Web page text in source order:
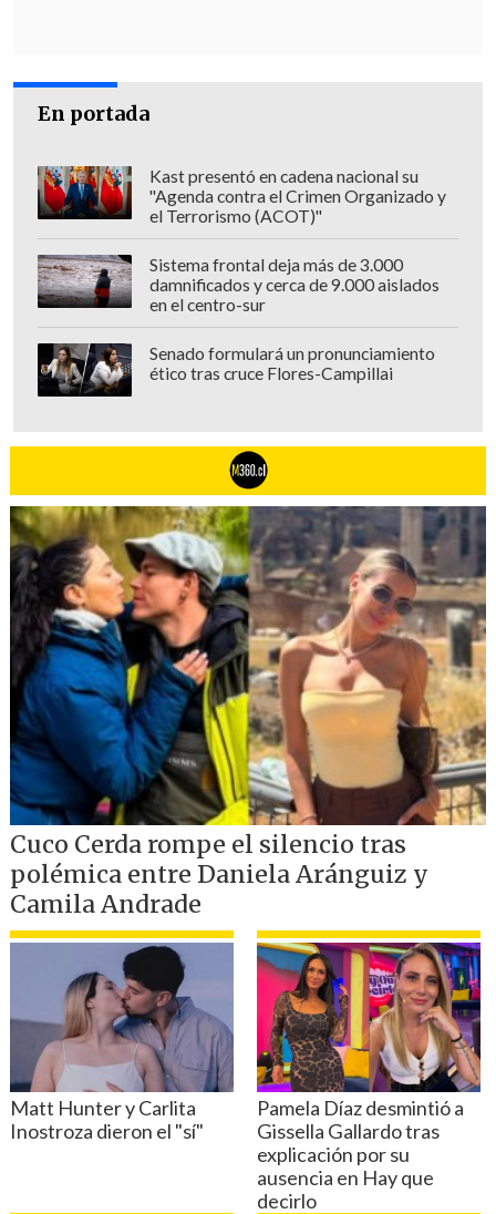
En portada
Kast presentó en cadena nacional su
"Agenda contra el Crimen Organizado y
el Terrorismo (ACOT)"
Sistema frontal deja más de 3.000
damnificados y cerca de 9.000 aislados
en el centro-sur
Senado formulará un pronunciamiento
ético tras cruce Flores-Campillai